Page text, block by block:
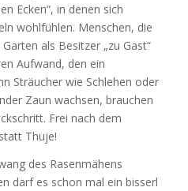
Ecken“, in denen sich
wohlfühlen. Menschen, die
als Besitzer „zu Gast“
Aufwand, den ein
Sträucher wie Schlehen oder
Zaun wachsen, brauchen
Frei nach dem
Thuje!
des Rasenmähens
darf es schon mal ein bisserl